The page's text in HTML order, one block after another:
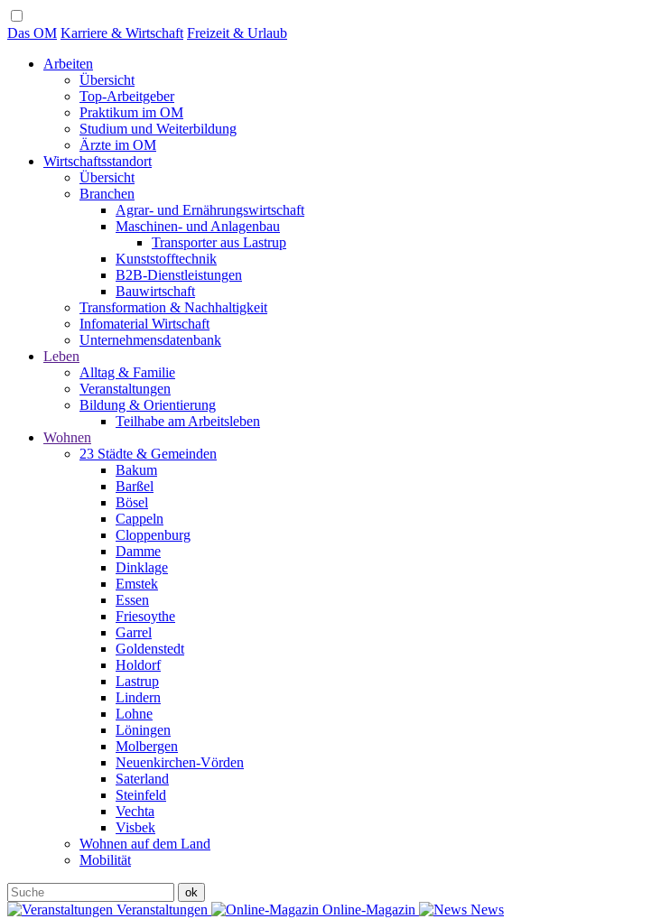
Das OM Karriere & Wirtschaft Freizeit & Urlaub
Arbeiten
Übersicht
Top-Arbeitgeber
Praktikum im OM
Studium und Weiterbildung
Ärzte im OM
Wirtschaftsstandort
Übersicht
Branchen
Agrar- und Ernährungswirtschaft
Maschinen- und Anlagenbau
Transporter aus Lastrup
Kunststofftechnik
B2B-Dienstleistungen
Bauwirtschaft
Transformation & Nachhaltigkeit
Infomaterial Wirtschaft
Unternehmensdatenbank
Leben
Alltag & Familie
Veranstaltungen
Bildung & Orientierung
Teilhabe am Arbeitsleben
Wohnen
23 Städte & Gemeinden
Bakum
Barßel
Bösel
Cappeln
Cloppenburg
Damme
Dinklage
Emstek
Essen
Friesoythe
Garrel
Goldenstedt
Holdorf
Lastrup
Lindern
Lohne
Löningen
Molbergen
Neuenkirchen-Vörden
Saterland
Steinfeld
Vechta
Visbek
Wohnen auf dem Land
Mobilität
Veranstaltungen Online-Magazin News